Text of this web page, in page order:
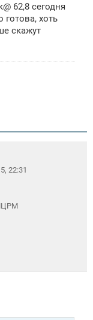
62,8 сегодня
готова, хоть
скажут
22:31